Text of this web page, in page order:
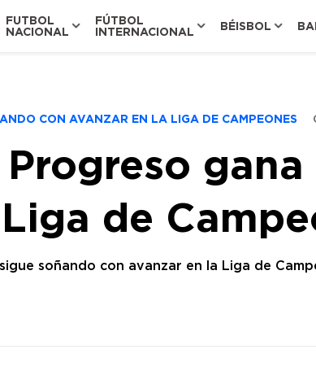
FUTBOL
NACIONAL
FÚTBOL
INTERNACIONAL
BÉISBOL
CON AVANZAR EN LA LIGA DE CAMPEONES
Progreso
de